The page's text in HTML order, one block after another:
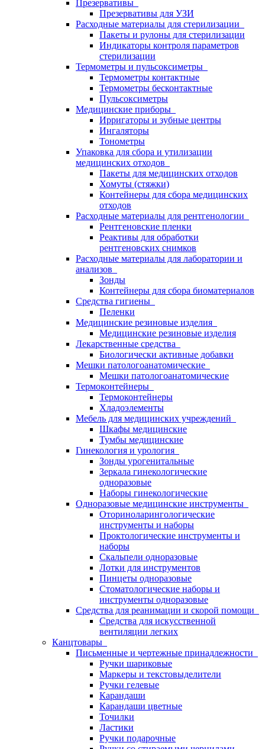
Презервативы
Презервативы для УЗИ
Расходные материалы для стерилизации
Пакеты и рулоны для стерилизации
Индикаторы контроля параметров
стерилизации
Термометры и пульсоксиметры
Термометры контактные
Термометры бесконтактные
Пульсоксиметры
Медицинские приборы
Ирригаторы и зубные центры
Ингаляторы
Тонометры
Упаковка для сбора и утилизации
медицинских отходов
Пакеты для медицинских отходов
Хомуты (стяжки)
Контейнеры для сбора медицинских
отходов
Расходные материалы для рентгенологии
Рентгеновские пленки
Реактивы для обработки
рентгеновских снимков
Расходные материалы для лаборатории и
анализов
Зонды
Контейнеры для сбора биоматериалов
Средства гигиены
Пеленки
Медицинские резиновые изделия
Медицинские резиновые изделия
Лекарственные средства
Биологически активные добавки
Мешки патологоанатомические
Мешки патологоанатомические
Термоконтейнеры
Термоконтейнеры
Хладоэлементы
Мебель для медицинских учреждений
Шкафы медицинские
Тумбы медицинские
Гинекология и урология
Зонды урогенитальные
Зеркала гинекологические
одноразовые
Наборы гинекологические
Одноразовые медицинские инструменты
Оториноларингологические
инструменты и наборы
Проктологические инструменты и
наборы
Скальпели одноразовые
Лотки для инструментов
Пинцеты одноразовые
Стоматологические наборы и
инструменты одноразовые
Средства для реанимации и скорой помощи
Средства для искусственной
вентиляции легких
Канцтовары
Письменные и чертежные принадлежности
Ручки шариковые
Маркеры и текстовыделители
Ручки гелевые
Карандаши
Карандаши цветные
Точилки
Ластики
Ручки подарочные